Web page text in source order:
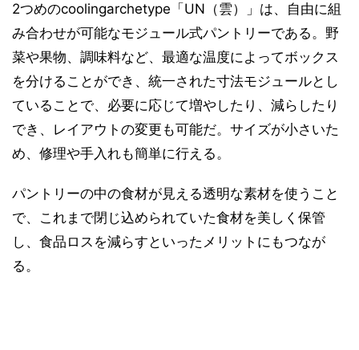
2つめのcoolingarchetype「UN（雲）」は、自由に組
み合わせが可能なモジュール式パントリーである。野
菜や果物、調味料など、最適な温度によってボックス
を分けることができ、統一された寸法モジュールとし
ていることで、必要に応じて増やしたり、減らしたり
でき、レイアウトの変更も可能だ。サイズが小さいた
め、修理や手入れも簡単に行える。
パントリーの中の食材が見える透明な素材を使うこと
で、これまで閉じ込められていた食材を美しく保管
し、食品ロスを減らすといったメリットにもつなが
る。